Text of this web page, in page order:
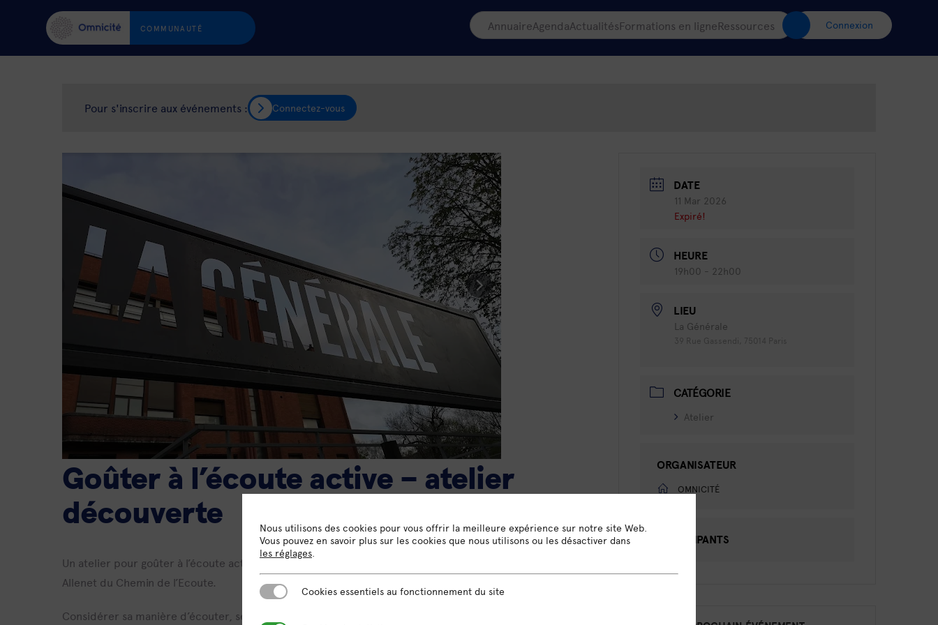
COMMUNAUTÉ AnnuaireAgendaActualitésFormations en ligneRessources Connexion
Pour s'inscrire aux événements : Connectez-vous
Goûter à l’écoute active – atelier
découverte
Un atelier pour goûter à l’écoute active et faire connaissance avec les facilitatrices Yu-Ing Galley et Florie
Allenet du Chemin de l’Ecoute.
Considérer sa manière d’écouter, sentir ce que c’est que d’être écouté dans toute son humanité, toute sa
DATE
11 Mar 2026
Expiré!
HEURE
19h00 - 22h00
LIEU
La Générale
CATÉGORIE
Atelier
ORGANISATEUR
OMNICITÉ
PARTICIPANTS
Nous utilisons des cookies pour vous offrir la meilleure expérience sur notre site Web.
Vous pouvez en savoir plus sur les cookies que nous utilisons ou les désactiver dans
les réglages.
Cookies essentiels au fonctionnement du site
Cookies essentiels au fonctionnement du site